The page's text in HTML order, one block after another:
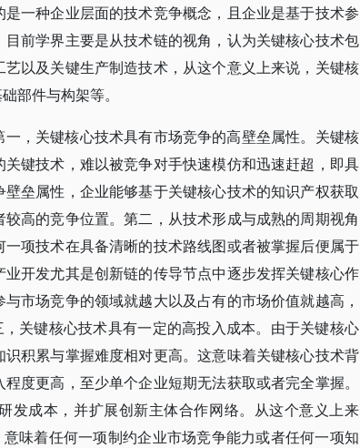
一种企业层面的技术竞争概念，且企业是基于技术参
前学界主要是从技术链的视角，认为关键核心技术包
以及关键生产制造技术，从这个意义上来说，关键核
部件与构架等。
，关键核心技术具有市场竞争的高壁垒属性。关键核
键技术，难以被竞争对手快速模仿和迅速赶超，即具
垒属性，企业能够基于关键核心技术的知识产权获取
高的竞争位置。第二，从技术形成与成熟的周期视角
项技术在具备清晰的技术路线图或者被掌握后便属于
开发尤其是创新链的传导节点中逐步发挥关键核心作
市场竞争的领域就越大以及占有的市场价值就越高，
关键核心技术具有一定的高投入成本。由于关键核心
积累与掌握难度相对更高。这意味着关键核心技术背
度更高，至少单个企业短期无法获取或者完全掌握。
发成本，并扩展创新主体合作网络。从这个意义上来
味着任何一项制约企业市场竞争能力或者任何一项知